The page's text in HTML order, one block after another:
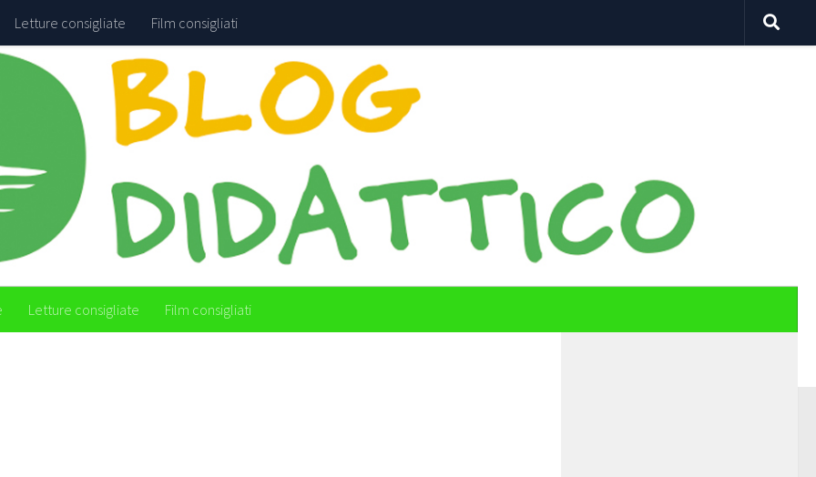
Letture consigliate Film consigliati
Letture consigliate Film consigliati